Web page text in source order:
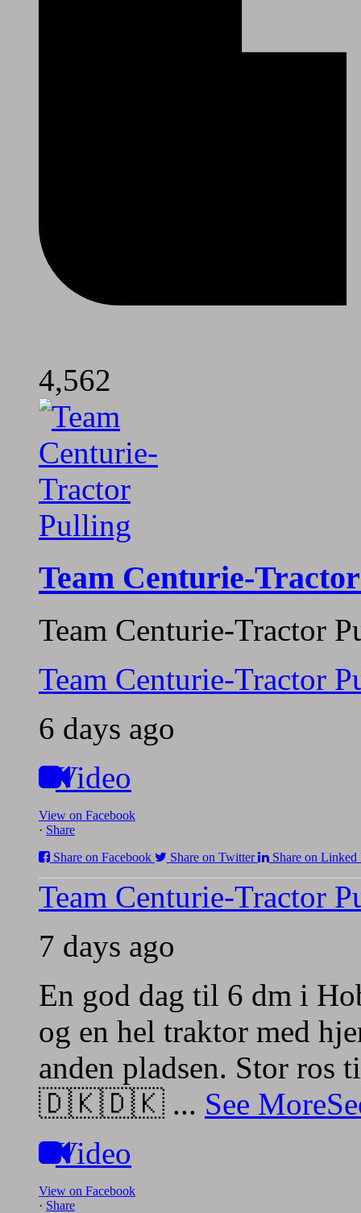
4,562
Team Centurie-
Team Centurie-Tractor
Team Centurie-Tractor
6 days ago
Video
View on Facebook
· Share
Share on Facebook
Share on Twitter Share on Linked
Team Centurie-Tractor
7 days ago
En god dag til 6 dm i
og en hel traktor med
anden pladsen. Stor ros
🇩🇰🇩🇰 ... See More
Video
View on Facebook
· Share